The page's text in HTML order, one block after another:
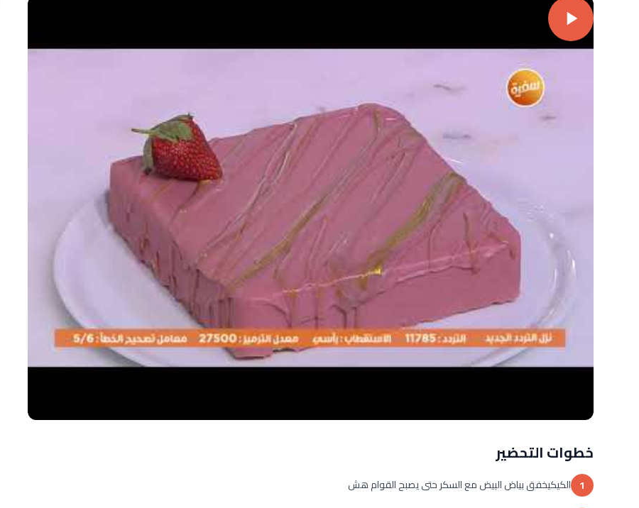
خطوات التحضير
1 الكيكيخفق بياض البيض مع السكر حتى يصبح القوام هش